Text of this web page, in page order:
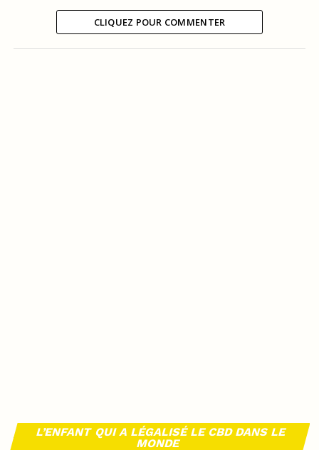
CLIQUEZ POUR COMMENTER
L’ENFANT QUI A LÉGALISÉ LE CBD DANS LE
MONDE